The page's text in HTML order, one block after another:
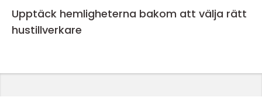
Upptäck hemligheterna bakom att välja rätt
hustillverkare